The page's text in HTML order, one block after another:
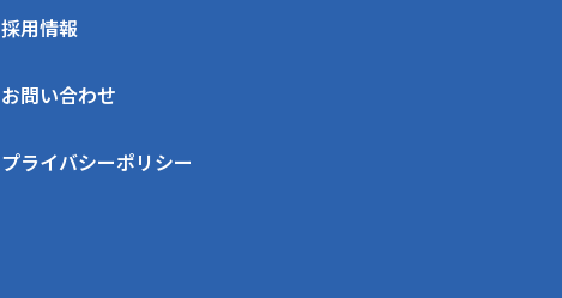
採用情報
お問い合わせ
プライバシーポリシー